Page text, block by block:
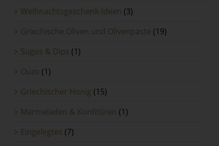
Weihnachtsgeschenk-Ideen (3)
Griechische Oliven und Olivenpaste (19)
Sugos & Dips (1)
Ouzo (1)
Griechischer Honig (15)
Marmeladen & Konfitüren (1)
Eingelegtes (7)